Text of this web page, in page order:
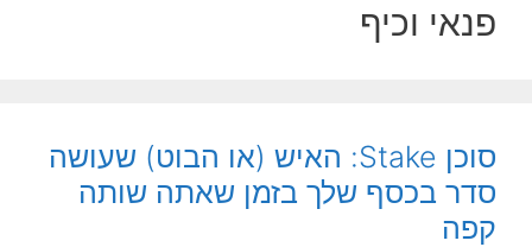
פנאי וכיף
סוכן Stake: האיש (או הבוט) שעושה
סדר בכסף שלך בזמן שאתה שותה
קפה